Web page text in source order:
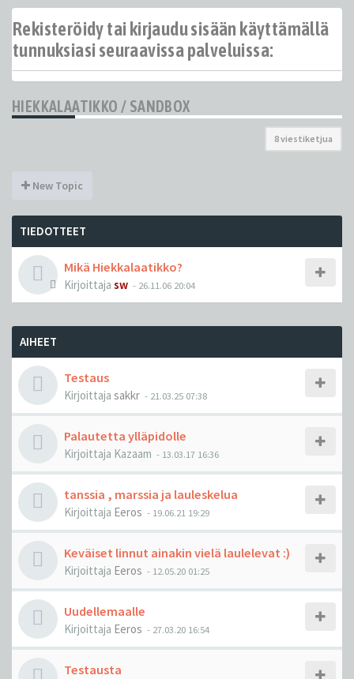
Rekisteröidy tai kirjaudu sisään käyttämällä
tunnuksiasi seuraavissa palveluissa:
HIEKKALAATIKKO / SANDBOX
8 viestiketjua
New Topic
TIEDOTTEET
Mikä Hiekkalaatikko?
Kirjoittaja sw - 26.11.06 20:04
AIHEET
Testaus
Kirjoittaja sakkr - 21.03.25 07:38
Palautetta ylläpidolle
Kirjoittaja Kazaam - 13.03.17 16:36
tanssia , marssia ja lauleskelua
Kirjoittaja Eeros - 19.06.21 19:29
Keväiset linnut ainakin vielä laulelevat :)
Kirjoittaja Eeros - 12.05.20 01:25
Uudellemaalle
Kirjoittaja Eeros - 27.03.20 16:54
Testausta